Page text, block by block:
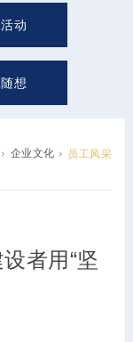
动
想
企业文化 员工风采
者用“坚